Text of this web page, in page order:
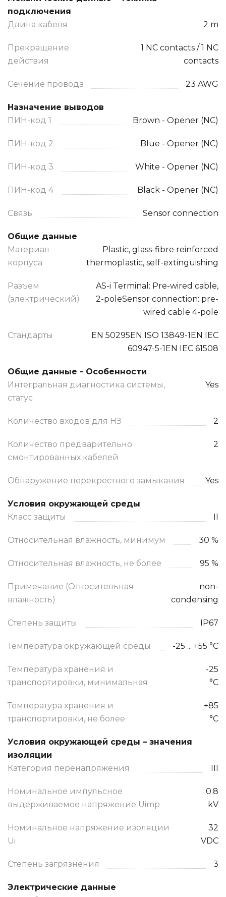
подключения
Длина кабеля
2 m
Прекращение
действия
1 NC contacts / 1 NC
contacts
Сечение провода 23 AWG
Назначение выводов
ПИН-код 1
Brown - Opener (NC)
ПИН-код 2 Blue - Opener (NC)
ПИН-код 3 White - Opener (NC)
ПИН-код 4 Black - Opener (NC)
Связь Sensor connection
Общие данные
Материал
корпуса
Plastic, glass-fibre reinforced
thermoplastic, self-extinguishing
Разъем
(электрический)
AS-i Terminal: Pre-wired cable,
2-poleSensor connection: pre-
wired cable 4-pole
Стандарты
EN 50295EN ISO 13849-1EN IEC
60947-5-1EN IEC 61508
Общие данные - Особенности
Интегральная диагностика системы,
статус
Yes
Количество входов для НЗ 2
Количество предварительно
смонтированных кабелей
2
Обнаружение перекрестного замыкания Yes
Условия окружающей среды
Класс защиты
II
Относительная влажность, минимум 30 %
Относительная влажность, не более 95 %
Примечание (Относительная
влажность)
non-
condensing
Степень защиты IP67
Температура окружающей среды -25 ... +55 °C
Температура хранения и
транспортировки, минимальная
-25
°C
Температура хранения и
транспортировки, не более
+85
°C
Условия окружающей среды – значения
изоляции
Категория перенапряжения
III
Номинальное импульсное
выдерживаемое напряжение Uimp
0.8
kV
Номинальное напряжение изоляции
Ui
32
VDC
Степень загрязнения 3
Электрические данные